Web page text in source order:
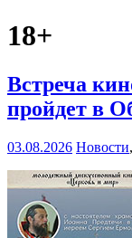
18+
Встреча
пройдет в
03.08.2026 Новости,